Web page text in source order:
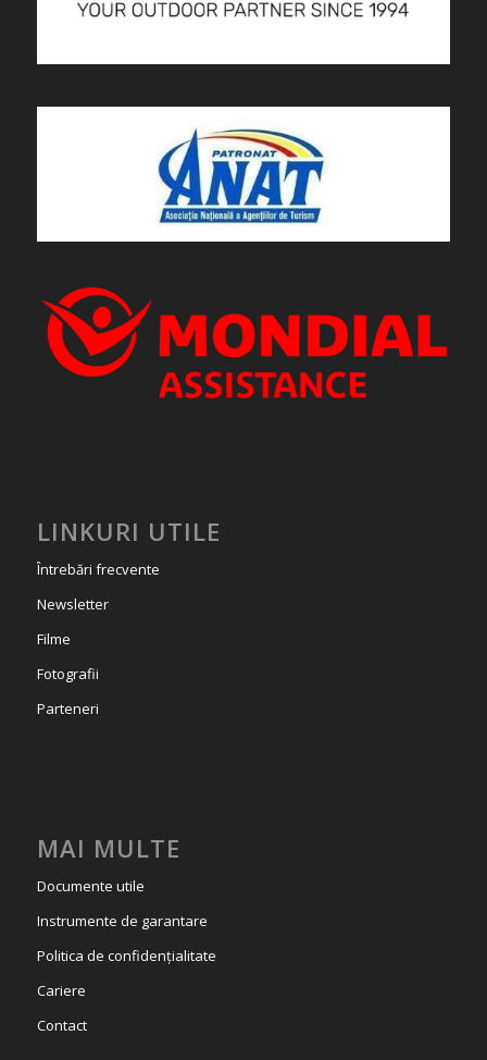
LINKURI UTILE
Întrebări frecvente
Newsletter
Filme
Fotografii
Parteneri
MAI MULTE
Documente utile
Instrumente de garantare
Politica de confidențialitate
Cariere
Contact